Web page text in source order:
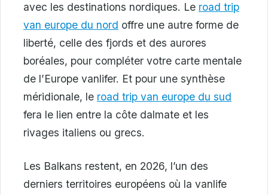
avec les destinations nordiques. Le road trip
van europe du nord offre une autre forme de
liberté, celle des fjords et des aurores
boréales, pour compléter votre carte mentale
de l’Europe vanlifer. Et pour une synthèse
méridionale, le road trip van europe du sud
fera le lien entre la côte dalmate et les
rivages italiens ou grecs.
Les Balkans restent, en 2026, l’un des
derniers territoires européens où la vanlife